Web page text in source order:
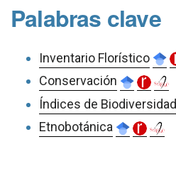
Palabras clave
Inventario Florístico
Conservación
Índices de Biodiversidad
Etnobotánica